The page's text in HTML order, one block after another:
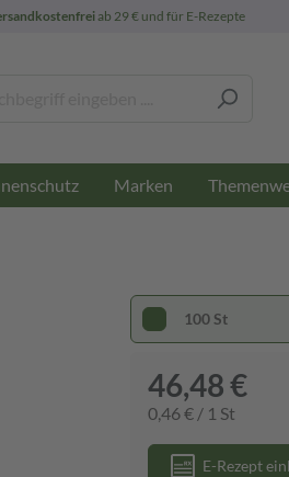
ab 29 € und für E-Rezepte
Marken
100 St
46,48 €
0,46 € / 1 St
E-Rezept